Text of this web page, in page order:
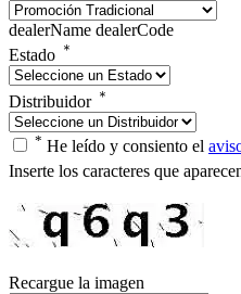
dealerName dealerCode
Estado ＊
Distribuidor ＊
* He leído y consiento el
Inserte los caracteres que
Recargue la imagen